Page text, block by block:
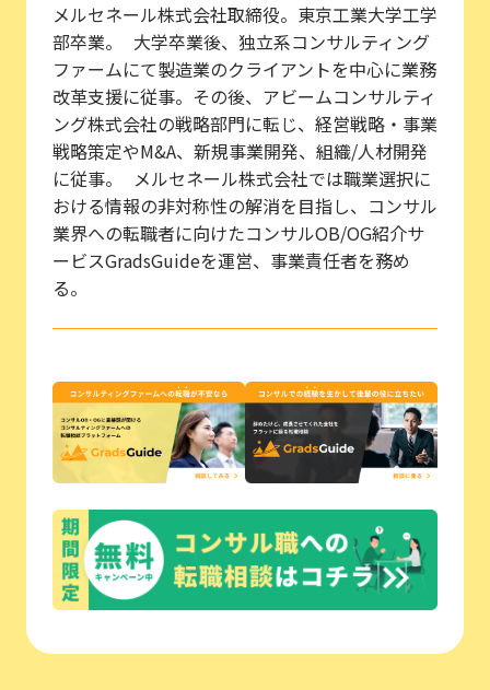
メルセネール株式会社取締役。東京工業大学工学
部卒業。 大学卒業後、独立系コンサルティング
ファームにて製造業のクライアントを中心に業務
改革支援に従事。その後、アビームコンサルティ
ング株式会社の戦略部門に転じ、経営戦略・事業
戦略策定やM&A、新規事業開発、組織/人材開発
に従事。 メルセネール株式会社では職業選択に
おける情報の非対称性の解消を目指し、コンサル
業界への転職者に向けたコンサルOB/OG紹介サ
ービスGradsGuideを運営、事業責任者を務め
る。